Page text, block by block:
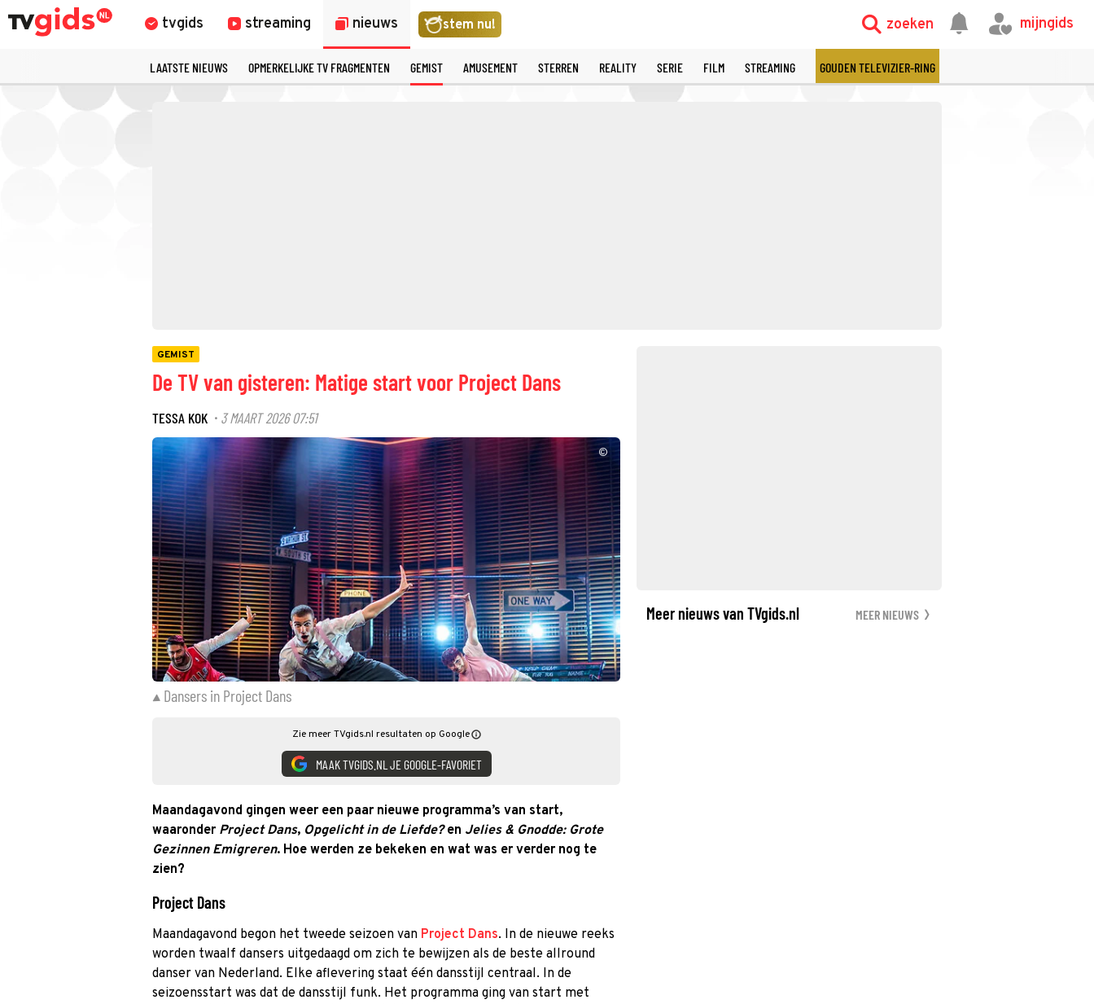
tvgids streaming nieuws stem nu! zoeken mijngids
LAATSTE NIEUWS OPMERKELIJKE TV FRAGMENTEN GEMIST AMUSEMENT STERREN REALITY SERIE FILM STREAMING GOUDEN TELEVIZIER-RING
GEMIST
De TV van gisteren: Matige start voor Project Dans
TESSA KOK · 3 MAART 2026 07:51
©
Dansers in Project Dans
Zie meer TVgids.nl resultaten op Google
MAAK TVGIDS.NL JE GOOGLE-FAVORIET
Maandagavond gingen weer een paar nieuwe programma’s van start,
waaronder Project Dans, Opgelicht in de Liefde?en Jelies & Gnodde: Grote
Gezinnen Emigreren. Hoe werden ze bekeken en wat was er verder nog te
zien?
Project Dans
Maandagavond begon het tweede seizoen van Project Dans. In de nieuwe reeks
worden twaalf dansers uitgedaagd om zich te bewijzen als de beste allround
danser van Nederland. Elke aflevering staat één dansstijl centraal. In de
seizoensstart was dat de dansstijl funk. Het programma ging van start met
Meer nieuws van TVgids.nl MEER NIEUWS